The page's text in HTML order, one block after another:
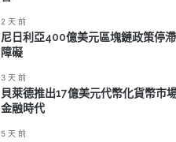
2 天 前
尼日利亞400億美元區塊鏈政策停
障礙
3 天 前
貝萊德推出17億美元代幣化貨幣市
金融時代
5 天 前